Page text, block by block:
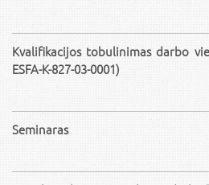
Kvalifikacijos tobulinimas darbo
ESFA-K-827-03-0001)
Seminaras